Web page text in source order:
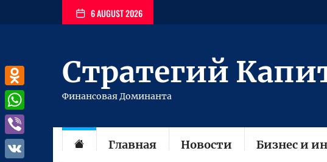
6 AUGUST 2026
Стратегий
Финансовая Доминанта
Главная Новости Бизнес и
Odnoklassniki
WhatsApp
Viber